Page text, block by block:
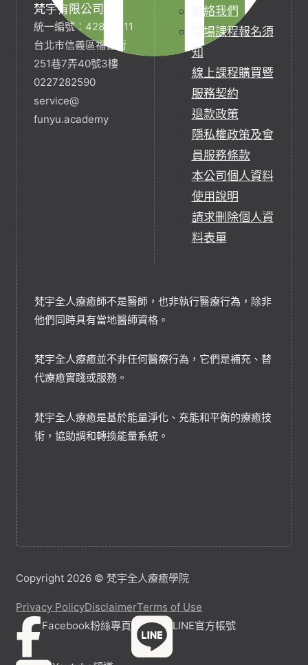
梵宇有限公司
統一編號：42854211
台北市信義區福德街
251巷7弄40號3樓
0227282590
service@
funyu.academy
聯絡我們
現場課程報名須
知
線上課程購買暨
服務契約
退款政策
隱私權政策及會
員服務條款
本公司個人資料
使用說明
請求刪除個人資
料表單
梵宇全人療癒師不是醫師，也非執行醫療行為，除非
他們同時具有當地醫師資格。
梵宇全人療癒並不非任何醫療行為，它們是補充、替
代療癒實踐或服務。
梵宇全人療癒是基於能量淨化、充能和平衡的療癒技
術，協助調和轉換能量系統。
Copyright 2026 © 梵宇全人療癒學院
Privacy PolicyDisclaimerTerms of Use
Facebook粉絲專頁
LINE官方帳號